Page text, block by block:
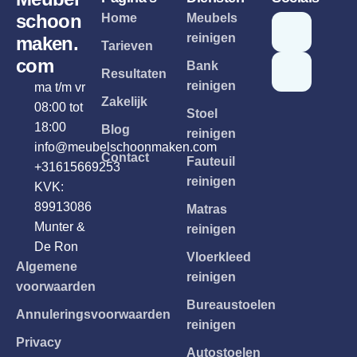
schoon
maken.
com
ma t/m vr
08:00 tot
18:00
info@meubelschoonmaken.com
+31615669253
KVK:
89913086
Munter &
De Ron
Algemene
voorwaarden
Annuleringsvoorwaarden
Privacy
Home
Tarieven
Resultaten
Zakelijk
Blog
Contact
Meubels
reinigen
Bank
reinigen
Stoel
reinigen
Fauteuil
reinigen
Matras
reinigen
Vloerkleed
reinigen
Bureaustoelen
reinigen
Autostoelen